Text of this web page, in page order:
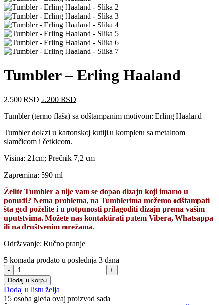
Tumbler – Erling Haaland
2.500RSD Originalna
je
2.500 RSD.
2.200 RSD
je:
Tumbler (termo flaša) sa odštampanim motivom: Erling Haaland
Tumbler dolazi u kartonskoj kutiji u kompletu sa metalnom
slamčicom i četkicom.
Visina: 21cm; Prečnik 7,2 cm
Zapremina: 590 ml
Želite Tumbler a nije vam se dopao dizajn koji imamo u
ponudi? Nema problema, na Tumblerima možemo odštampati
šta god poželite i u potpunosti prilagoditi dizajn prema vašim
uputstvima. Možete nas kontaktirati putem Vibera, Whatsappa
ili na društvenim mrežama.
Održavanje: Ručno pranje
5 komada prodato u poslednja 3 dana
Tumbler
-
Erling
Haaland
Dodaj u korpu
Dodaj u listu želja
15 osoba gleda ovaj proizvod sada